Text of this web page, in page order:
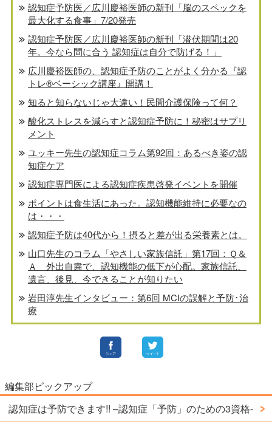
認知症予防医／広川慶裕医師の新刊「脳のスペックを
最大化する食事」7/20発売
認知症予防医／広川慶裕医師の新刊「潜伏期間は20
年。今なら間に合う 認知症は自分で防げる！」
広川慶裕医師の、認知症予防のことがよく分かる『認
トレ®️ベーシック講座』開講！
知ると知らないじゃ大違い！民間介護保険って何？
酸化ストレスを減らすと認知症予防に！秘密はサプリ
メント
ユッキー先生の認知症コラム第92回：あるべき姿の認
知症ケア
認知症専門医による認知症疾患啓発イベントを開催
ポイントは食生活にあった。認知機能維持に必要なの
は・・・
認知症予防は40代から！摂ると差が出る栄養素とは。
山口先生のコラム「やさしい家族信託」第17回：Ｑ＆
Ａ 外出自粛で、認知機能の低下が心配。家族信託、
遺言、後見、今できることが知りたい
岩田淳先生インタビュー：第6回 MCIの誤解と予防･治
療
編集部ピックアップ
認知症は予防できます!! –認知症「予防」のための3資格-